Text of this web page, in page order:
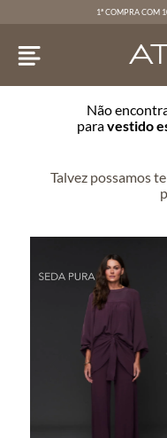
1ª COMPRA COM
Não
paravestido
Talvez possamos